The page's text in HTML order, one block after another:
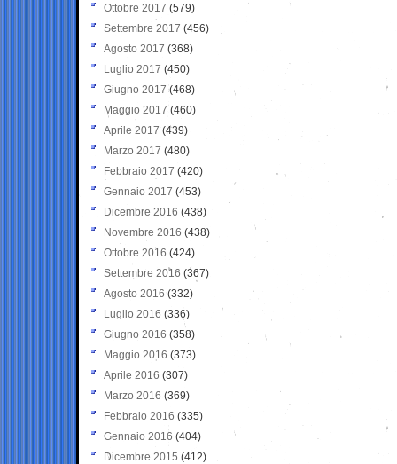
Ottobre 2017 (579)
Settembre 2017 (456)
Agosto 2017 (368)
Luglio 2017 (450)
Giugno 2017 (468)
Maggio 2017 (460)
Aprile 2017 (439)
Marzo 2017 (480)
Febbraio 2017 (420)
Gennaio 2017 (453)
Dicembre 2016 (438)
Novembre 2016 (438)
Ottobre 2016 (424)
Settembre 2016 (367)
Agosto 2016 (332)
Luglio 2016 (336)
Giugno 2016 (358)
Maggio 2016 (373)
Aprile 2016 (307)
Marzo 2016 (369)
Febbraio 2016 (335)
Gennaio 2016 (404)
Dicembre 2015 (412)